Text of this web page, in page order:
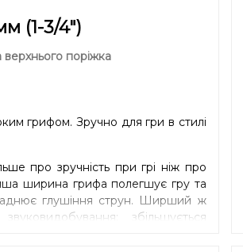
(1-3/4″)
поріжка
грифом. Зручно для гри в стилі
про зручність при грі ніж про
ширина грифа полегшує гру та
глушіння струн. Ширший ж
збільшується